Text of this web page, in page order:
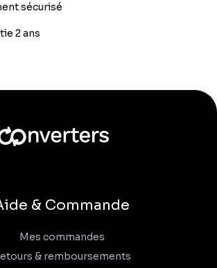
sécurisé
2 ans
& Commande
Mes commandes
& remboursements